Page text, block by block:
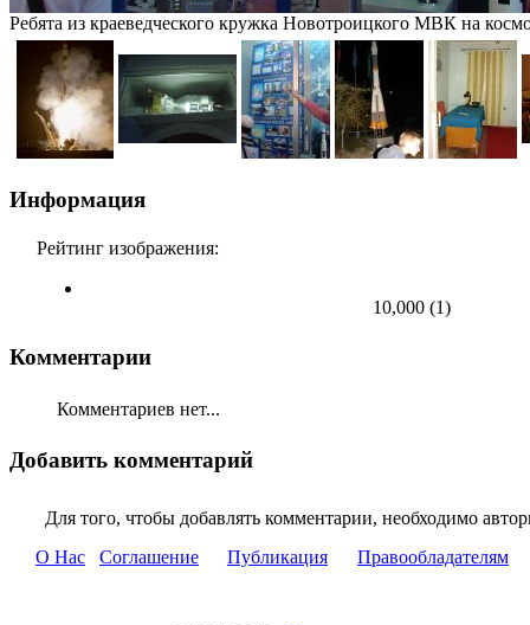
Ребята из краеведческого кружка Новотроицкого МВК на
Информация
Рейтинг изображения:
10,000 (1)
Комментарии
Комментариев нет...
Добавить комментарий
Для того, чтобы добавлять комментарии, необходимо
О Нас
Соглашение Публикация Правообладателям